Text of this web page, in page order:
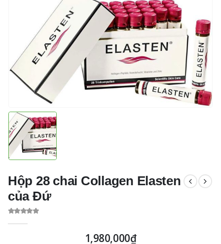
Hộp 28 chai Collagen Elasten
của Đứ
1,980,000₫